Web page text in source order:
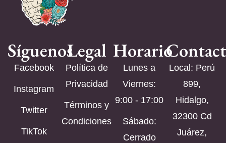
Síguenos
Facebook
Instagram
Twitter
TikTok
Legal
Política de
Privacidad
Términos y
Condiciones
Horario
Lunes a
Viernes:
9:00 - 17:00
Sábado:
Cerrado
Local: Perú
899,
Hidalgo,
32300 Cd
Juárez,